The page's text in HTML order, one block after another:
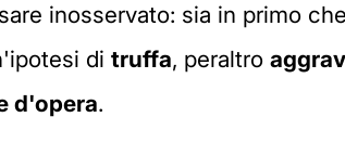
inosservato: sia in primo
di truffa, peraltro
d'opera.